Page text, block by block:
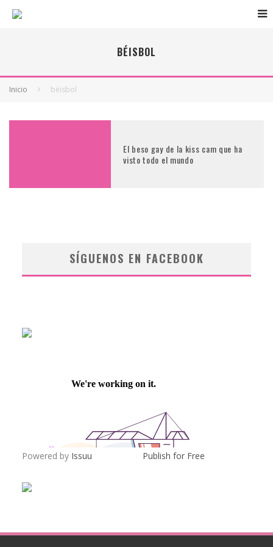
BÉISBOL
Inicio béisbol
El beso gay de la kiss cam que ha
visto todo el mundo
SÍGUENOS EN FACEBOOK
Powered by Issuu Publish for Free